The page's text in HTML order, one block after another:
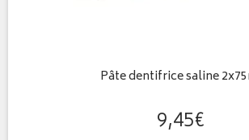
Pâte dentifrice saline
9,45€